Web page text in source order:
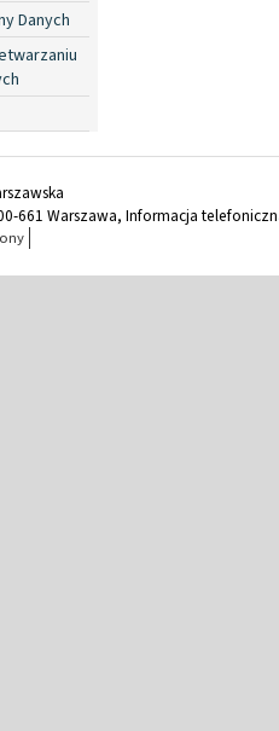
Danych
661 Warszawa, Informacja